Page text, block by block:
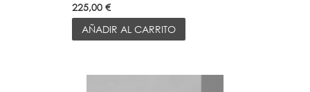
225,00 €
AÑADIR AL CARRITO